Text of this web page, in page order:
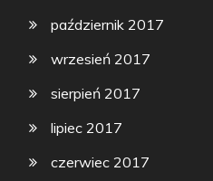
październik 2017
wrzesień 2017
sierpień 2017
lipiec 2017
czerwiec 2017